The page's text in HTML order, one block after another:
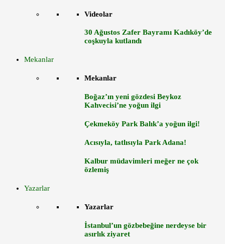
Videolar
30 Ağustos Zafer Bayramı Kadıköy’de
coşkuyla kutlandı
Mekanlar
Mekanlar
Boğaz’ın yeni gözdesi Beykoz
Kahvecisi’ne yoğun ilgi
Çekmeköy Park Balık’a yoğun ilgi!
Acısıyla, tatlısıyla Park Adana!
Kalbur müdavimleri meğer ne çok
özlemiş
Yazarlar
Yazarlar
İstanbul’un gözbebeğine nerdeyse bir
asırlık ziyaret